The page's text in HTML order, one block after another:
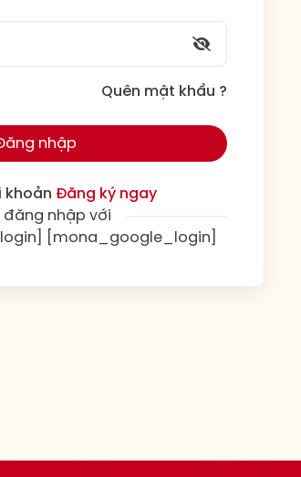
Quên mật khẩu ?
nhập
khoản Đăng ký ngay
đăng nhập với
[mona_google_login]